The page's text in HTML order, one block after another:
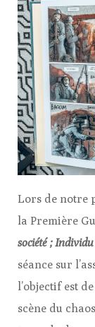
Lors de notre
la Première
société ;
séance sur
l’objectif est
scène du